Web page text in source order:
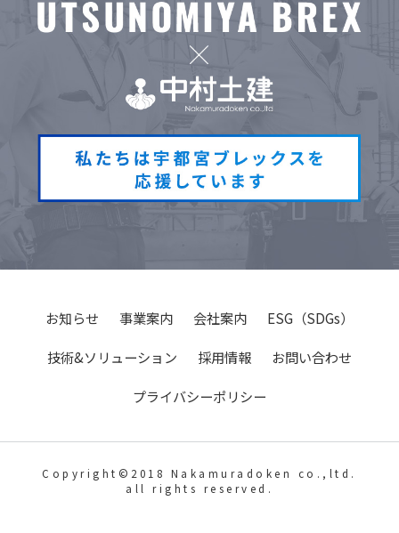
お知らせ 事業案内 会社案内 ESG（SDGs）
技術&ソリューション 採用情報 お問い合わせ
プライバシーポリシー
Copyright©2018 Nakamuradoken co.,ltd.
all rights reserved.